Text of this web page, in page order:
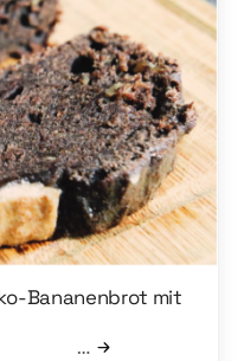
Bananenbrot mit
…